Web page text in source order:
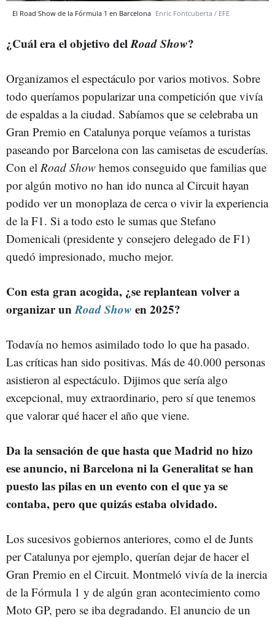
El Road Show de la Fórmula 1 en Barcelona Enric Fontcuberta / EFE
¿Cuál era el objetivo delRoad Show?
Organizamos el espectáculo por varios motivos. Sobre
todo queríamos popularizar una competición que vivía
de espaldas a la ciudad. Sabíamos que se celebraba un
Gran Premio en Catalunya porque veíamos a turistas
paseando por Barcelona con las camisetas de escuderías.
Con el Road Show hemos conseguido que familias que
por algún motivo no han ido nunca al Circuit hayan
podido ver un monoplaza de cerca o vivir la experiencia
de la F1. Si a todo esto le sumas que Stefano
Domenicali (presidente y consejero delegado de F1)
quedó impresionado, mucho mejor.
Con esta gran acogida, ¿se replantean volver a
organizar unRoad Show en 2025?
Todavía no hemos asimilado todo lo que ha pasado.
Las críticas han sido positivas. Más de 40.000 personas
asistieron al espectáculo. Dijimos que sería algo
excepcional, muy extraordinario, pero sí que tenemos
que valorar qué hacer el año que viene.
Da la sensación de que hasta que Madrid no hizo
ese anuncio, ni Barcelona ni la Generalitat se han
puesto las pilas en un evento con el que ya se
contaba, pero que quizás estaba olvidado.
Los sucesivos gobiernos anteriores, como el de Junts
per Catalunya por ejemplo, querían dejar de hacer el
Gran Premio en el Circuit. Montmeló vivía de la inercia
de la Fórmula 1 y de algún gran acontecimiento como
Moto GP, pero se iba degradando. El anuncio de un